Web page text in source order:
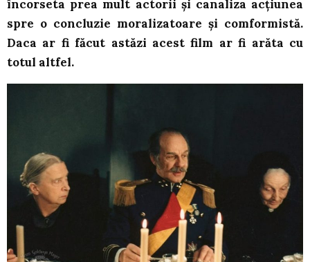
încorseta prea mult actorii și canaliza acțiunea
spre o concluzie moralizatoare și comformistă.
Daca ar fi făcut astăzi acest film ar fi arăta cu
totul altfel.